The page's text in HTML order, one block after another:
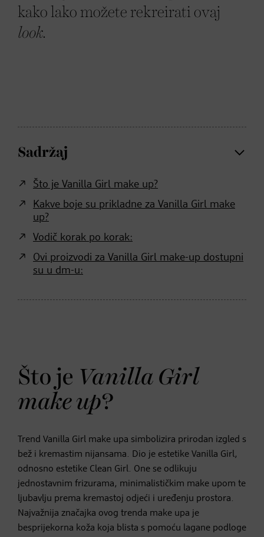
kako lako možete rekreirati ovaj
look.
Sadržaj
Što je Vanilla Girl make up?
Kakve boje su prikladne za Vanilla Girl make
up?
Vodič korak po korak:
Ovi proizvodi za Vanilla Girl make-up dostupni
su u dm-u:
Što je Vanilla Girl
make up?
Trend Vanilla Girl make upa simbolizira prirodan izgled s
bež i kremastim nijansama. Dio je estetike Vanilla Girl,
odnosno estetike Clean Girl. One se odlikuju
jednostavnim frizurama, minimalističkim make upom te
ljubavlju prema kremastoj odjeći i uređenju prostora.
Najvažnija značajka ovog trenda make upa je
besprijekorna koža koja blista s pomoću lagane podloge